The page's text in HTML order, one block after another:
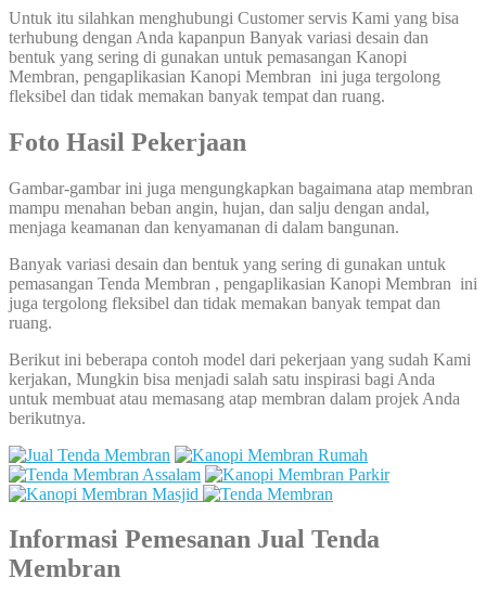
Untuk itu silahkan menghubungi Customer servis Kami yang bisa
terhubung dengan Anda kapanpun Banyak variasi desain dan
bentuk yang sering di gunakan untuk pemasangan Kanopi
Membran, pengaplikasian Kanopi Membran ini juga tergolong
fleksibel dan tidak memakan banyak tempat dan ruang.
Foto Hasil Pekerjaan
Gambar-gambar ini juga mengungkapkan bagaimana atap membran
mampu menahan beban angin, hujan, dan salju dengan andal,
menjaga keamanan dan kenyamanan di dalam bangunan.
Banyak variasi desain dan bentuk yang sering di gunakan untuk
pemasangan Tenda Membran , pengaplikasian Kanopi Membran ini
juga tergolong fleksibel dan tidak memakan banyak tempat dan
ruang.
Berikut ini beberapa contoh model dari pekerjaan yang sudah Kami
kerjakan, Mungkin bisa menjadi salah satu inspirasi bagi Anda
untuk membuat atau memasang atap membran dalam projek Anda
berikutnya.
Informasi Pemesanan Jual Tenda
Membran